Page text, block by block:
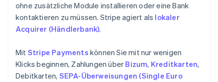
ohne zusätzliche Module installieren oder eine Bank
kontaktieren zu müssen. Stripe agiert als lokaler
Acquirer (Händlerbank).
Mit Stripe Payments können Sie mit nur wenigen
Klicks beginnen, Zahlungen über Bizum, Kreditkarten,
Debitkarten, SEPA-Überweisungen (Single Euro